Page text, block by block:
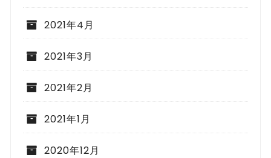
2021年4月
2021年3月
2021年2月
2021年1月
2020年12月